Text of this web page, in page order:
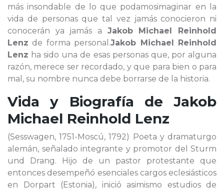
más insondable de lo que podamosimaginar en la
vida de personas que tal vez jamás conocieron ni
conocerán ya jamás a Jakob Michael Reinhold
Lenz de forma personal.Jakob Michael Reinhold
Lenz ha sido una de esas personas que, por alguna
razón, merece ser recordado, y que para bien o para
mal, su nombre nunca debe borrarse de la historia.
Vida y Biografía de Jakob
Michael Reinhold Lenz
(Sesswagen, 1751-Moscú, 1792) Poeta y dramaturgo
alemán, señalado integrante y promotor del Sturm
und Drang. Hijo de un pastor protestante que
entonces desempeñó esenciales cargos eclesiásticos
en Dorpart (Estonia), inició asimismo estudios de